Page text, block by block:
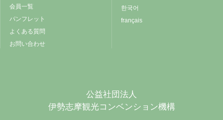
会員一覧
パンフレット
よくある質問
お問い合わせ
한국어
français
公益社団法人
伊勢志摩観光コンベンション機構